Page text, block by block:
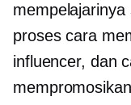
mempelajarinya
proses cara
influencer, dan